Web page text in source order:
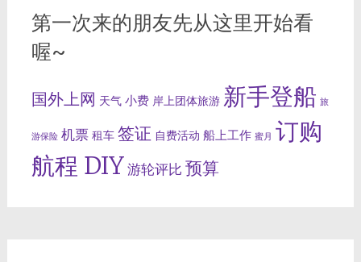
第一次来的朋友先从这里开始看
喔~
国外上网 天气 小费 岸上团体旅游 新手登船 旅
游保险 机票 租车 签证 自费活动 船上工作 蜜月 订购
航程 DIY游轮评比 预算